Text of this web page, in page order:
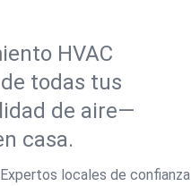
HVAC
todas tus
de aire—
casa.
Expertos locales de confianza